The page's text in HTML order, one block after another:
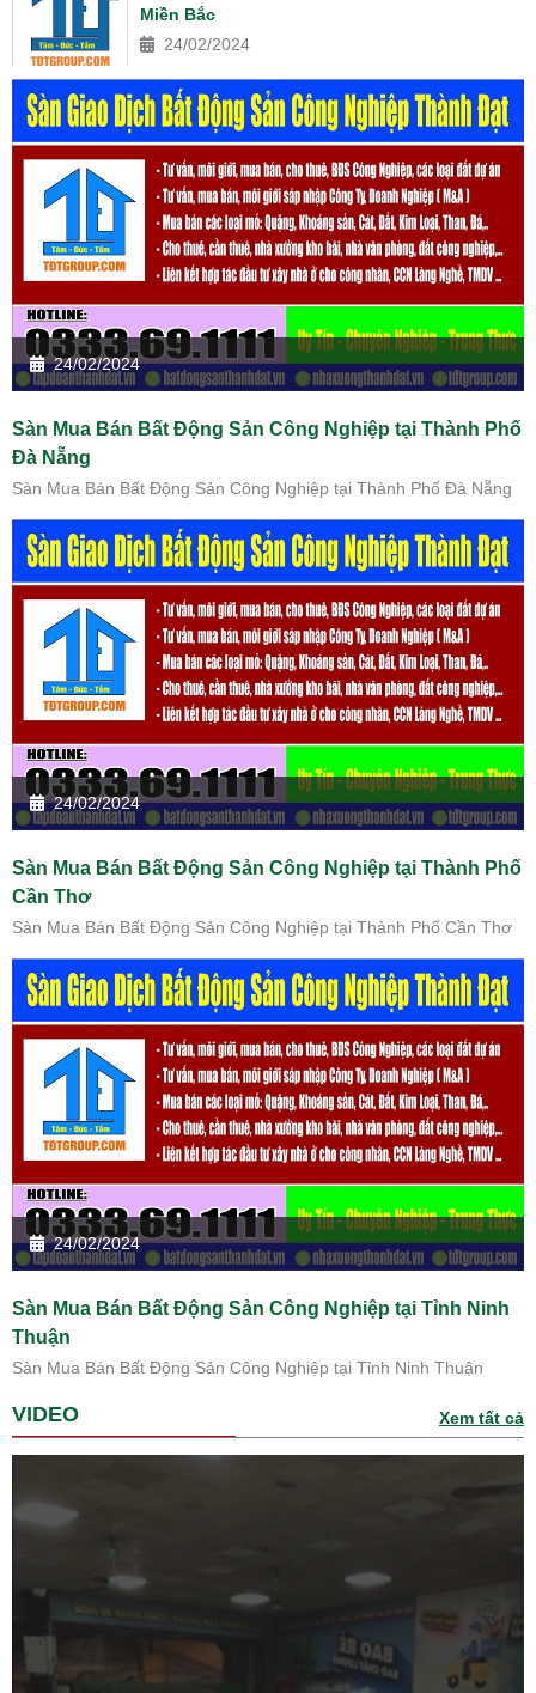
Miền Bắc
24/02/2024
24/02/2024
Sàn Mua Bán Bất Động Sản Công Nghiệp tại Thành Phố
Đà Nẵng
Sàn Mua Bán Bất Động Sản Công Nghiệp tại Thành Phố Đà Nẵng
24/02/2024
Sàn Mua Bán Bất Động Sản Công Nghiệp tại Thành Phố
Cần Thơ
Sàn Mua Bán Bất Động Sản Công Nghiệp tại Thành Phố Cần Thơ
24/02/2024
Sàn Mua Bán Bất Động Sản Công Nghiệp tại Tỉnh Ninh
Thuận
Sàn Mua Bán Bất Động Sản Công Nghiệp tại Tỉnh Ninh Thuận
VIDEO Xem tất cả